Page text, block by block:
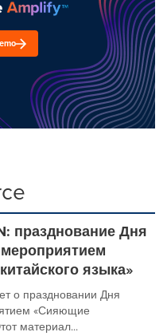
празднование Дня
языка»
о праздновании Дня
«Сияющие
материал...